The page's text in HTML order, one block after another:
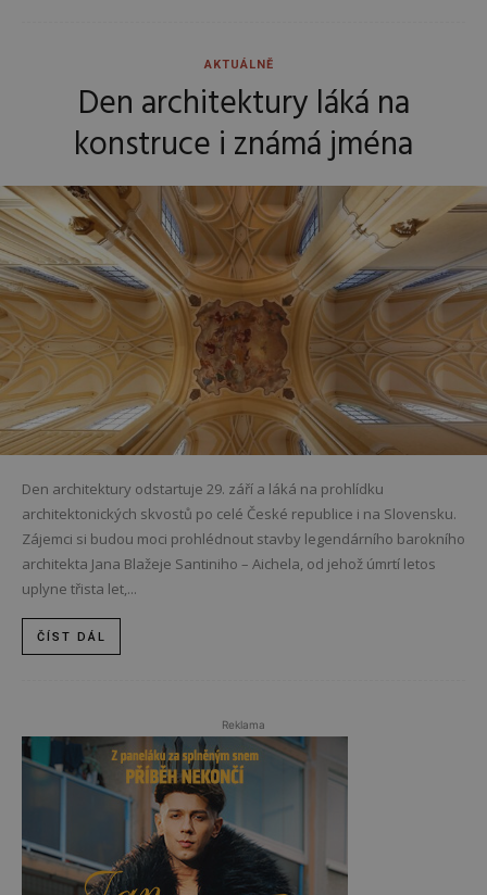
AKTUÁLNĚ
Den architektury láká na
konstruce i známá jména
Den architektury odstartuje 29. září a láká na prohlídku
architektonických skvostů po celé České republice i na Slovensku.
Zájemci si budou moci prohlédnout stavby legendárního barokního
architekta Jana Blažeje Santiniho – Aichela, od jehož úmrtí letos
uplyne třista let,...
ČÍST DÁL
Reklama